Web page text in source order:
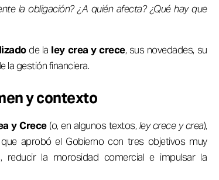
la obligación? ¿A quién afecta? ¿Qué hay que
de la ley crea y crece, sus novedades, su
la gestión financiera.
y contexto
y Crece(o, en algunos textos, ley crece y crea),
aprobó el Gobierno con tres objetivos muy
reducir la morosidad comercial e impulsar la